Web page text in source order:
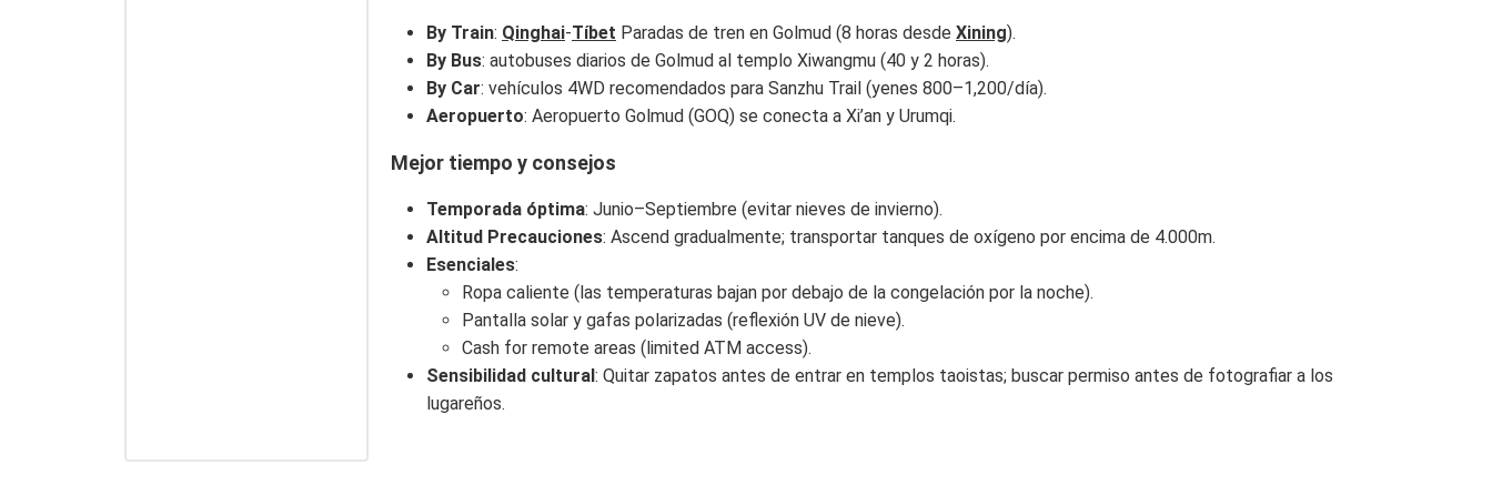
By Train: Qinghai-Tíbet Paradas de tren en Golmud (8 horas desde Xining).
By Bus: autobuses diarios de Golmud al templo Xiwangmu (40 y 2 horas).
By Car: vehículos 4WD recomendados para Sanzhu Trail (yenes 800–1,200/día).
Aeropuerto: Aeropuerto Golmud (GOQ) se conecta a Xi’an y Urumqi.
Mejor tiempo y consejos
Temporada óptima: Junio–Septiembre (evitar nieves de invierno).
Altitud Precauciones: Ascend gradualmente; transportar tanques de oxígeno por encima de 4.000m.
Esenciales:
Ropa caliente (las temperaturas bajan por debajo de la congelación por la noche).
Pantalla solar y gafas polarizadas (reflexión UV de nieve).
Cash for remote areas (limited ATM access).
Sensibilidad cultural: Quitar zapatos antes de entrar en templos taoistas; buscar permiso antes de fotografiar a los
lugareños.